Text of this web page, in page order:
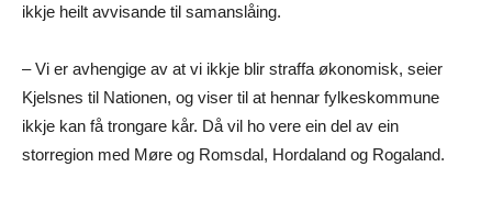
ikkje heilt avvisande til samanslåing.
– Vi er avhengige av at vi ikkje blir straffa økonomisk, seier
Kjelsnes til Nationen, og viser til at hennar fylkeskommune
ikkje kan få trongare kår. Då vil ho vere ein del av ein
storregion med Møre og Romsdal, Hordaland og Rogaland.